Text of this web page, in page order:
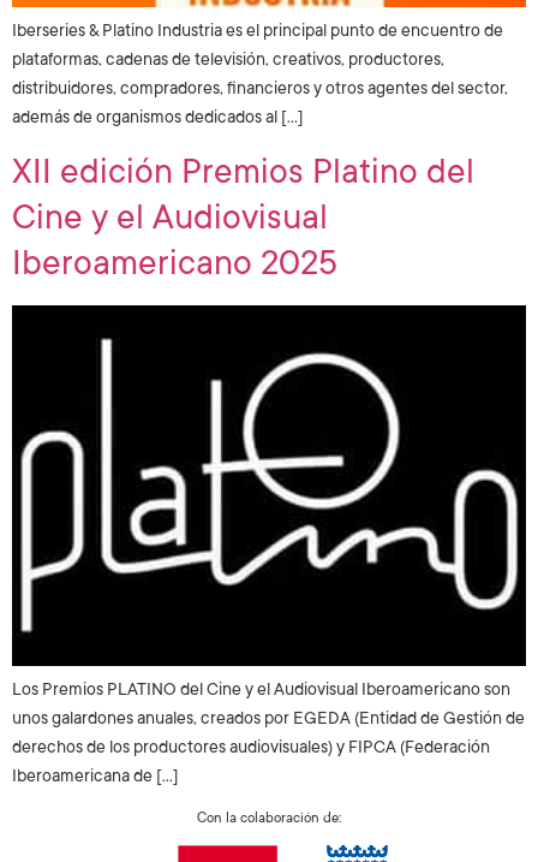
Iberseries & Platino Industria es el principal punto de encuentro de
plataformas, cadenas de televisión, creativos, productores,
distribuidores, compradores, financieros y otros agentes del sector,
además de organismos dedicados al […]
XII edición Premios Platino del
Cine y el Audiovisual
Iberoamericano 2025
Los Premios PLATINO del Cine y el Audiovisual Iberoamericano son
unos galardones anuales, creados por EGEDA (Entidad de Gestión de
derechos de los productores audiovisuales) y FIPCA (Federación
Iberoamericana de […]
Con la colaboración de: